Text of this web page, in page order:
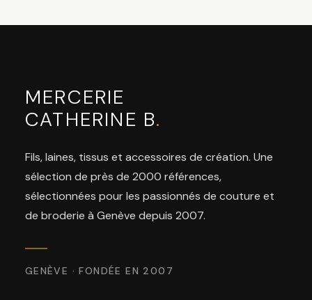
MERCERIE
CATHERINE B.
Fils, laines, tissus et accessoires de création. Une
sélection de près de 2000 références,
sélectionnées pour les passionnés de couture et
de broderie à Genève depuis 2007.
GENÈVE · FONDÉE EN 2007